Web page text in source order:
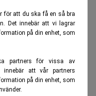
för att du ska få en så bra
Det innebär att vi lagrar
på din enhet, som
partners för vissa av
att vår partners
på din enhet, som
de senaste två
Nymex-
Kuwaitkrigets dagar
Intels aktie.
en ny kvartalsprognos